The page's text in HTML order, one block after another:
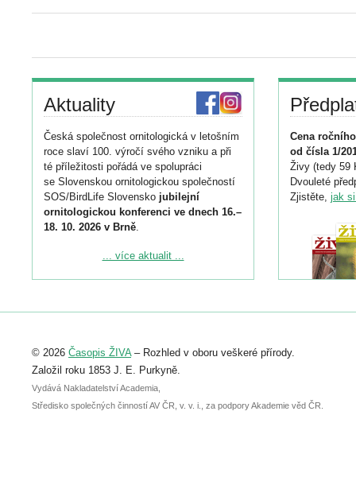
Aktuality
Česká společnost ornitologická v letošním
roce slaví 100. výročí svého vzniku a při
té příležitosti pořádá ve spolupráci
se Slovenskou ornitologickou společností
SOS/BirdLife Slovensko jubilejní
ornitologickou konferenci ve dnech 16.–
18. 10. 2026 v Brně.
Podrobnější informace ke konferenci
Registrovat se můžete do 6. září.
abstraktu přihlášené přednášky nebo
posteru je už 30. června.
... více aktualit ...
Cena
od čísla 1/
Živy (tedy 59
Dvouleté
Zjistěte, jak
© 2026 Časopis ŽIVA– Rozhled v oboru veškeré přírody.
Založil roku 1853 J. E. Purkyně.
Vydává Nakladatelství Academia,
Středisko společných činností AV ČR, v. v. i., za podpory Akademie věd ČR.